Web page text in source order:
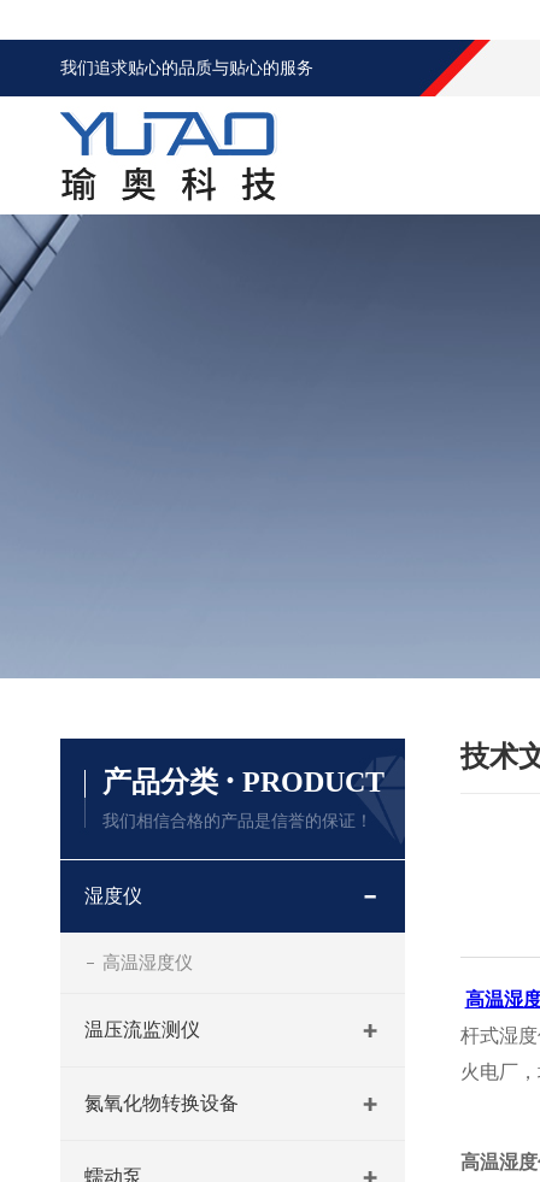
我们追求贴心的品质与贴心的服务
产品分类 · PRODUCT
我们相信合格的产品是信誉的保证！
湿度仪
高温湿度仪
温压流监测仪
氮氧化物转换设备
蠕动泵
技术
高温湿
杆式湿
火电厂
高温湿